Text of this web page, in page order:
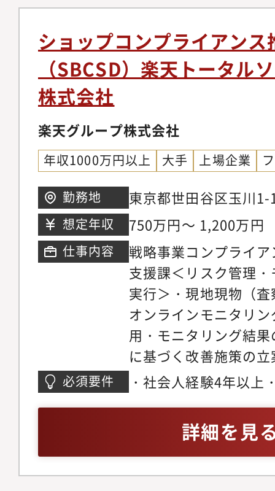
事業部（一線）の業
程/マニュアル整備支
ボックス化している
援 規程・業務マニュ
デント発生時の初動
連携調整を行い、適
顕在化したインシデ
援、および再発防止
正・定着化支援■ポジ
する組織の「攻め」
を、仕組みづくりか
走しながら、業務プ
（規程/マニュアル整
できる・RCSA（リス
スクコントロール）
因分析・再発防止）
務に根ざしたリスク
る・事業・組織の成
に対応するため、各
部門に伴走し、「業
して信頼関係を築け
力・調整力（計画立
きること）
ショップコンプライアンス
（SBCSD）楽天トータル
株式会社
楽天グループ株式会社
年収1000万円以上 大手 上場企業
勤務地
東京都世田谷区玉川
ウス
想定年収 750万円～ 1,200万円
仕事内容
戦略事業コンプライ
支援課＜リスク管理
実行＞・現地現物（
オンラインモニタリ
用・モニタリング結
に基づく改善施策の
の指導・改善支援＜
ンシデント発生時に
署と連携した再発防
務フローへの落とし
ティング・啓発＞・
必須要件
・社会人経験4年以上
アルや業務フローと
に可視化できる方・
詳細を見